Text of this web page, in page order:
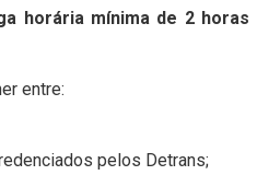
horária mínima de 2 horas
entre:
pelos Detrans;